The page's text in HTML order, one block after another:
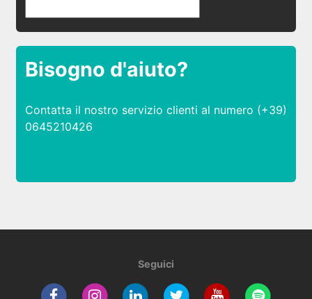
Bisogno d'aiuto?
Contatta il nostro servizio clienti al numero (+39)
0645210426
Seguici